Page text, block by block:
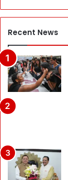
Recent News